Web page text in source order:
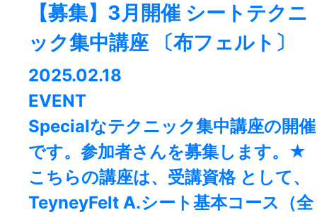
【募集】3月開催 シートテクニ
ック集中講座 〔布フェルト〕
2025.02.18
EVENT
Specialなテクニック集中講座の開催
です。参加者さんを募集します。★
こちらの講座は、受講資格 として、
TeyneyFelt A.シート基本コース（全